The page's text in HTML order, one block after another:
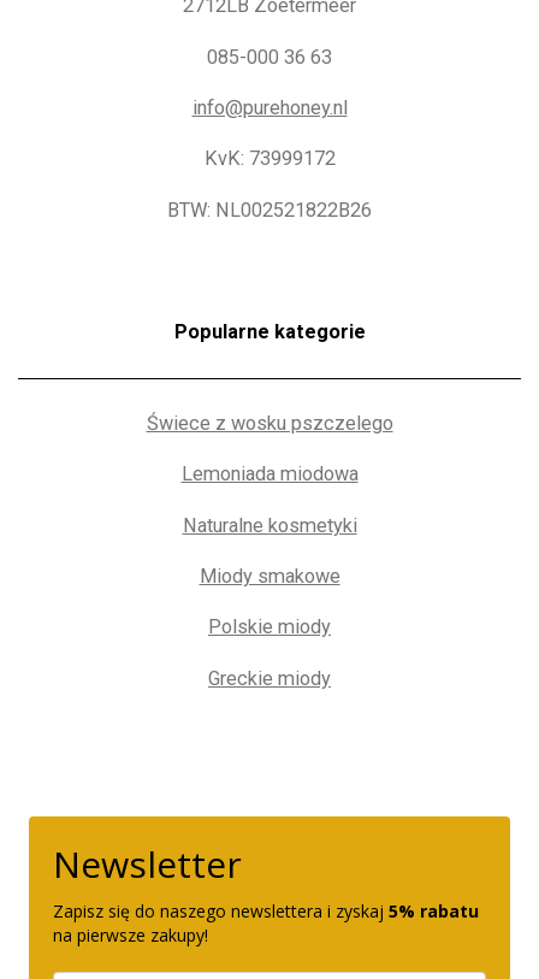
2712LB Zoetermeer
085-000 36 63
info@purehoney.nl
KvK: 73999172
BTW: NL002521822B26
Popularne kategorie
Świece z wosku pszczelego
Lemoniada miodowa
Naturalne kosmetyki
Miody smakowe
Polskie miody
Greckie miody
Newsletter
Zapisz się do naszego newslettera i zyskaj 5% rabatu
na pierwsze zakupy!